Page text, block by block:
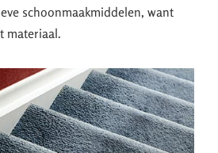
schoonmaakmiddelen, want
materiaal.